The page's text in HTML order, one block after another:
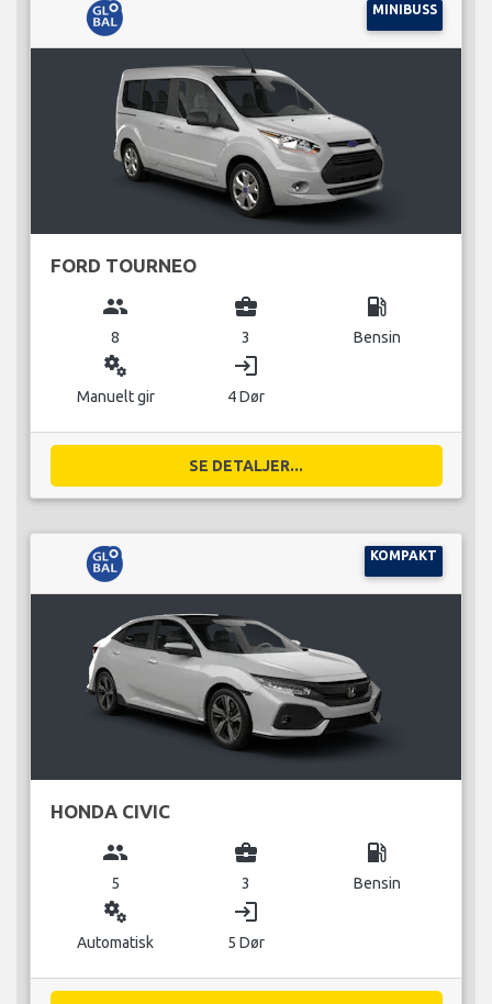
MINIBUSS
FORD TOURNEO
group
8
business_center
3
local_gas_station
Bensin
miscellaneous_services
Manuelt gir
login
4 Dør
SE DETALJER...
KOMPAKT
HONDA CIVIC
group
5
business_center
3
local_gas_station
Bensin
miscellaneous_services
Automatisk
login
5 Dør